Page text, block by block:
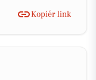
Kopiér link